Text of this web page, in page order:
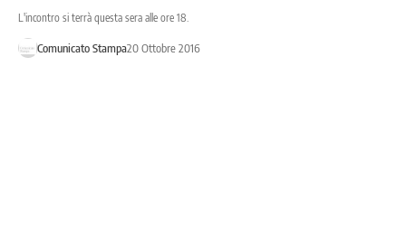
L'incontro si terrà questa sera alle ore 18.
Comunicato Stampa20 Ottobre 2016